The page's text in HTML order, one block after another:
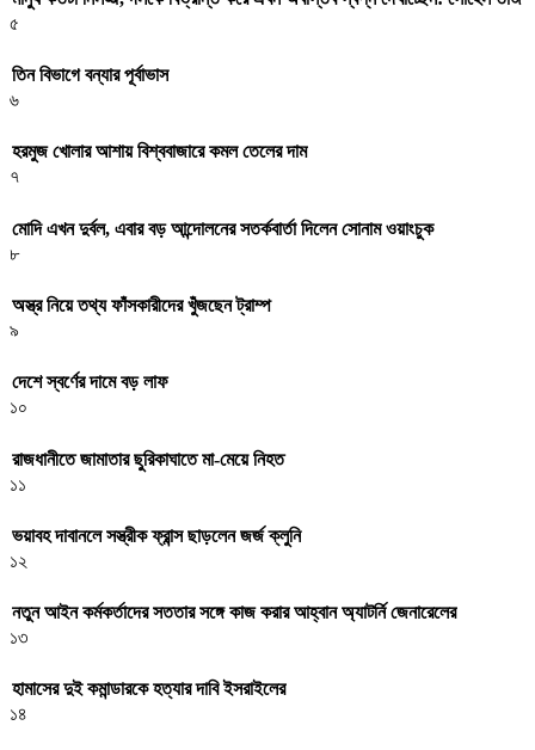
৫
তিন বিভাগে বন্যার পূর্বাভাস
৬
হরমুজ খোলার আশায় বিশ্ববাজারে কমল তেলের দাম
৭
মোদি এখন দুর্বল, এবার বড় আন্দোলনের সতর্কবার্তা দিলেন সোনাম ওয়াংচুক
৮
অস্ত্র নিয়ে তথ্য ফাঁসকারীদের খুঁজছেন ট্রাম্প
৯
দেশে স্বর্ণের দামে বড় লাফ
১০
রাজধানীতে জামাতার ছুরিকাঘাতে মা-মেয়ে নিহত
১১
ভয়াবহ দাবানলে সস্ত্রীক ফ্রান্স ছাড়লেন জর্জ ক্লুনি
১২
নতুন আইন কর্মকর্তাদের সততার সঙ্গে কাজ করার আহ্বান অ্যাটর্নি জেনারেলের
১৩
হামাসের দুই কমান্ডারকে হত্যার দাবি ইসরাইলের
১৪